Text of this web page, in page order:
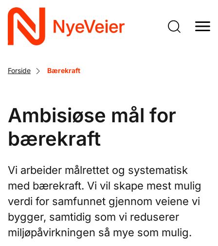
Gå
Forside Bærekraft
Ambisiøse mål for
bærekraft
Vi arbeider målrettet og systematisk
med bærekraft. Vi vil skape mest mulig
verdi for samfunnet gjennom veiene vi
bygger, samtidig som vi reduserer
miljøpåvirkningen så mye som mulig.